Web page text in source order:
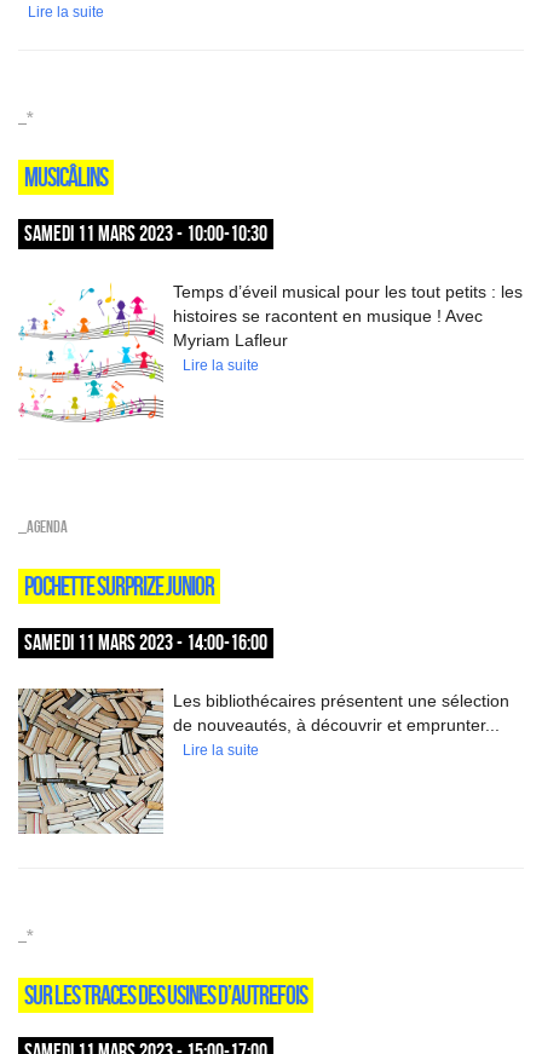
Lire la suite
_*
MUSICÂLINS
SAMEDI 11 MARS 2023 - 10:00-10:30
Temps d’éveil musical pour les tout petits : les
histoires se racontent en musique ! Avec
Myriam Lafleur
Lire la suite
_Agenda
POCHETTE SURPRIZE JUNIOR
SAMEDI 11 MARS 2023 - 14:00-16:00
Les bibliothécaires présentent une sélection
de nouveautés, à découvrir et emprunter...
Lire la suite
_*
SUR LES TRACES DES USINES D’AUTREFOIS